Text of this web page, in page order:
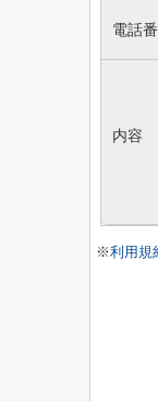
電話
内容
※利用規